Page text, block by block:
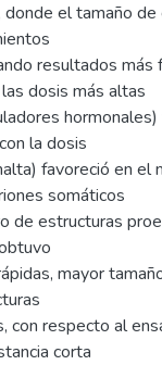
el tamaño de
resultados más
dosis más altas
la dosis
favoreció en el
somáticos
de estructuras
mayor
con respecto al
corta